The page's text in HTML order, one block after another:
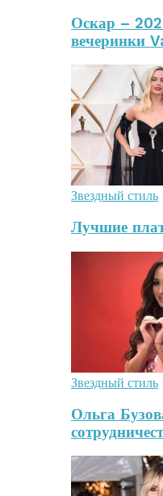
Оскар –
вечеринки
Звездный стиль
Лучшие
Звездный стиль
Ольга